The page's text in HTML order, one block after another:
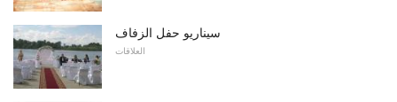
سيناريو حفل الزفاف
العلاقات